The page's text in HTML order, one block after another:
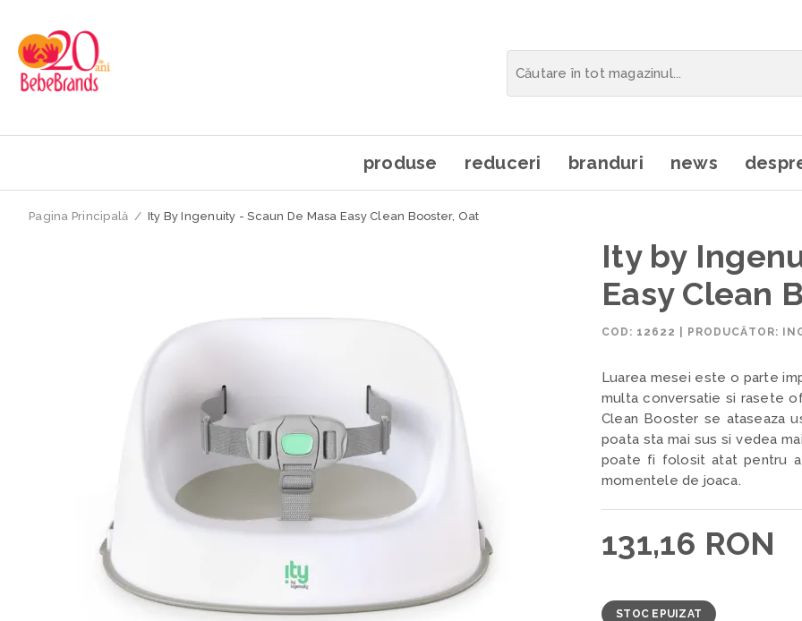
produse reduceri branduri news
Pagina Principală / Ity By Ingenuity - Scaun De Masa Easy Clean Booster, Oat
Ity by
Easy Clean
COD: 12622 PRODUCĂTOR:
Luarea mesei este o parte
multa conversatie si rasete
Clean Booster se ataseaza
poata sta mai sus si vedea
poate fi folosit atat pentru
momentele de joaca.
131,16 RON
STOC EPUIZAT